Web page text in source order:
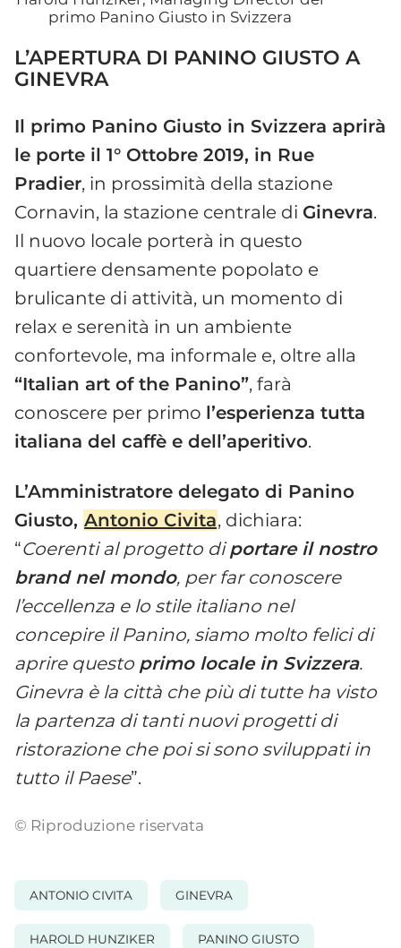
primo Panino Giusto in Svizzera
L’APERTURA DI PANINO GIUSTO A
GINEVRA
Il primo Panino Giusto in Svizzera aprirà
le porte il 1° Ottobre 2019, in Rue
Pradier, in prossimità della stazione
Cornavin, la stazione centrale di Ginevra.
Il nuovo locale porterà in questo
quartiere densamente popolato e
brulicante di attività, un momento di
relax e serenità in un ambiente
confortevole, ma informale e, oltre alla
“Italian art of the Panino”, farà
conoscere per primo l’esperienza tutta
italiana del caffè e dell’aperitivo.
L’Amministratore delegato di Panino
Giusto, Antonio Civita, dichiara:
“Coerenti al progetto diportare il nostro
brand nel mondo, per far conoscere
l’eccellenza e lo stile italiano nel
concepire il Panino, siamo molto felici di
aprire questo primo locale in Svizzera.
Ginevra è la città che più di tutte ha visto
la partenza di tanti nuovi progetti di
ristorazione che poi si sono sviluppati in
tutto il Paese”.
© Riproduzione riservata
ANTONIO CIVITA GINEVRA
HAROLD HUNZIKER PANINO GIUSTO